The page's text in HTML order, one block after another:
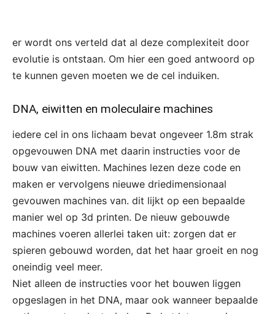
er wordt ons verteld dat al deze complexiteit door
evolutie is ontstaan. Om hier een goed antwoord op
te kunnen geven moeten we de cel induiken.
DNA, eiwitten en moleculaire machines
iedere cel in ons lichaam bevat ongeveer 1.8m strak
opgevouwen DNA met daarin instructies voor de
bouw van eiwitten. Machines lezen deze code en
maken er vervolgens nieuwe driedimensionaal
gevouwen machines van. dit lijkt op een bepaalde
manier wel op 3d printen. De nieuw gebouwde
machines voeren allerlei taken uit: zorgen dat er
spieren gebouwd worden, dat het haar groeit en nog
oneindig veel meer.
Niet alleen de instructies voor het bouwen liggen
opgeslagen in het DNA, maar ook wanneer bepaalde